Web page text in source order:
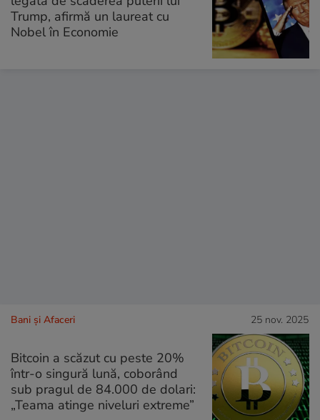
Trump, afirmă un laureat cu
Nobel în Economie
Bani și Afaceri 25 nov. 2025
Bitcoin a scăzut cu peste 20%
într-o singură lună, coborând
sub pragul de 84.000 de dolari:
„Teama atinge niveluri extreme”